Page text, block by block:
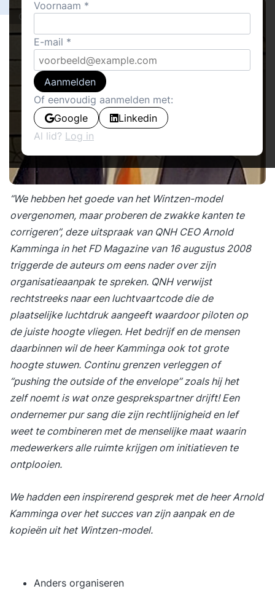
Cover stories · Interviews
“We hebben het goede van het Wintzen-model
overgenomen, maar proberen de zwakke kanten te
corrigeren”, deze uitspraak van QNH CEO Arnold
Kamminga in het FD Magazine van 16 augustus 2008
triggerde de auteurs om eens nader over zijn
organisatieaanpak te spreken. QNH verwijst
rechtstreeks naar een luchtvaartcode die de
plaatselijke luchtdruk aangeeft waardoor piloten op
de juiste hoogte vliegen. Het bedrijf en de mensen
daarbinnen wil de heer Kamminga ook tot grote
hoogte stuwen. Continu grenzen verleggen of
“pushing the outside of the envelope” zoals hij het
zelf noemt is wat onze gesprekspartner drijft! Een
ondernemer pur sang die zijn rechtlijnigheid en lef
weet te combineren met de menselijke maatwaarin
medewerkers alle ruimte krijgen om initiatieven te
ontplooien.
We hadden een inspirerend gesprek met de heer Arnold
Kamminga over het succes van zijn aanpak en de
kopieën uit het Wintzen-model.
Anders organiseren
Voornaam
E-mail
Aanmelden
Of eenvoudig aanmelden met:
Google
Linkedin
Al lid? Log in